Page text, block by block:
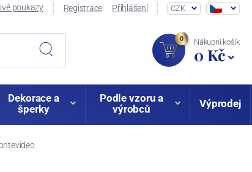
poukazy Registrace Přihlášení CZK
0 Nákupní košík
0 Kč
Dekorace a
šperky
Podle vzoru a
výrobců
Výprodej